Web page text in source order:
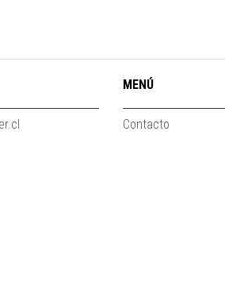
MENÚ
Contacto